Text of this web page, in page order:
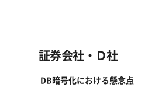
証券会社・Ｄ社
DB暗号化における懸念点